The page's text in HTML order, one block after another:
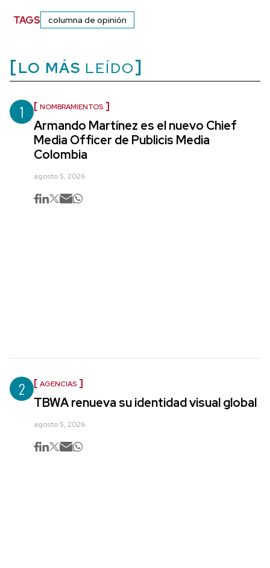
TAGS columna de opinión
LO MÁS LEÍDO
1 NOMBRAMIENTOS
Armando Martínez es el nuevo Chief
Media Officer de Publicis Media
Colombia
agosto 5, 2026
2 AGENCIAS
TBWA renueva su identidad visual global
agosto 5, 2026